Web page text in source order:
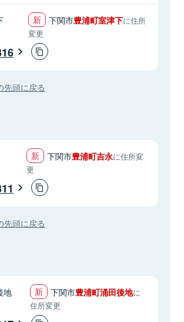
下関市豊浦町室津下に住所
変更
先頭に戻る
下関市豊浦町吉永に住所変
更
先頭に戻る
地 下関市豊浦町涌田後地に
住所変更